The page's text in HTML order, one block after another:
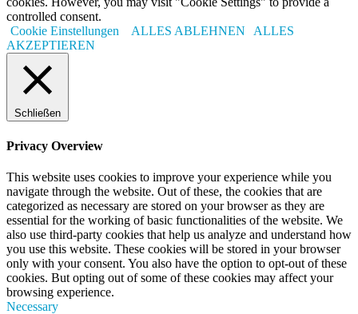
controlled consent.
Cookie Einstellungen
ALLES ABLEHNEN
ALLES
AKZEPTIEREN
Schließen
Privacy Overview
This website uses cookies to improve your experience while you
navigate through the website. Out of these, the cookies that are
categorized as necessary are stored on your browser as they are
essential for the working of basic functionalities of the website. We
also use third-party cookies that help us analyze and understand how
you use this website. These cookies will be stored in your browser
only with your consent. You also have the option to opt-out of these
cookies. But opting out of some of these cookies may affect your
browsing experience.
Necessary